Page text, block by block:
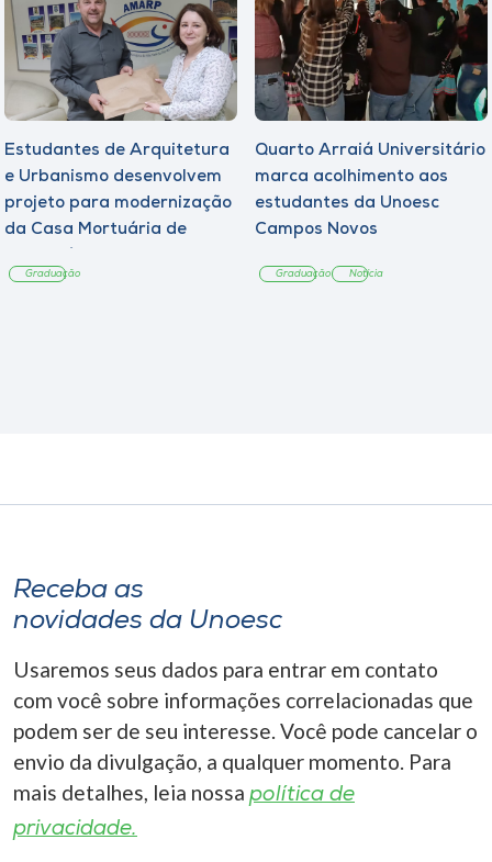
Estudantes de Arquitetura
e Urbanismo desenvolvem
projeto para modernização
da Casa Mortuária de
Graduação
Quarto Arraiá Universitário
marca acolhimento aos
estudantes da Unoesc
Campos Novos
Graduação Notícia
Receba as
novidades da Unoesc
Usaremos seus dados para entrar em contato
com você sobre informações correlacionadas que
podem ser de seu interesse. Você pode cancelar o
envio da divulgação, a qualquer momento. Para
mais detalhes, leia nossa política de
privacidade.